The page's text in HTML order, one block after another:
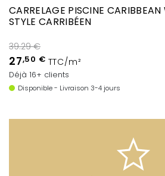
CARRELAGE PISCINE
STYLE CARRIBÉEN
39.29 €
27,50 € TTC/m²
Déjà 16+ clients
Disponible - Livraison 3-4 jours